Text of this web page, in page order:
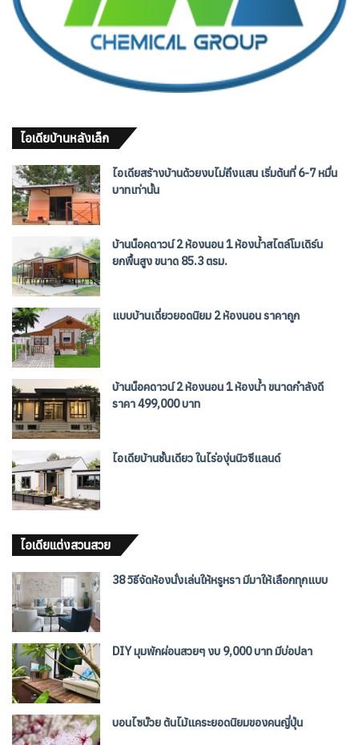
ไอเดียบ้านหลังเล็ก
ไอเดียสร้างบ้านด้วยงบไม่ถึงแสน เริ่มต้นที่ 6-7 หมื่น
บาทเท่านั้น
บ้านน็อคดาวน์ 2 ห้องนอน 1 ห้องน้ำสไตล์โมเดิร์น
ยกพื้นสูง ขนาด 85.3 ตรม.
แบบบ้านเดี่ยวยอดนิยม 2 ห้องนอน ราคาถูก
บ้านน็อคดาวน์ 2 ห้องนอน 1 ห้องน้ำ ขนาดกำลังดี
ราคา 499,000 บาท
ไอเดียบ้านชั้นเดียว ในไร่องุ่นนิวซีแลนด์
ไอเดียแต่งสวนสวย
38 วิธีจัดห้องนั่งเล่นให้หรูหรา มีมาให้เลือกทุกแบบ
DIY มุมพักผ่อนสวยๆ งบ 9,000 บาท มีบ่อปลา
บอนไซบ๊วย ต้นไม้แคระยอดนิยมของคนญี่ปุ่น